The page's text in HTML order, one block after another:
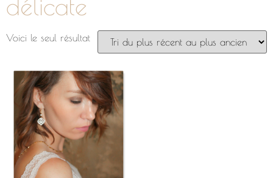
délicate
Voici le seul résultat